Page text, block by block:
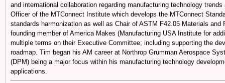
and international collaboration regarding manufacturing technology
Officer of the MTConnect Institute which develops the MTConnect
standards harmonization as well as Chair of ASTM F42.05 Materials
founding member of America Makes (Manufacturing USA Institute for
multiple terms on their Executive Committee; including supporting the
roadmap. Tim began his AM career at Northrop Grumman Aerospace
(DPM) being a major focus within his manufacturing technology
applications.